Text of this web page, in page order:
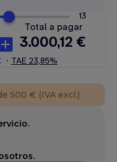
500 € (IVA excl.)